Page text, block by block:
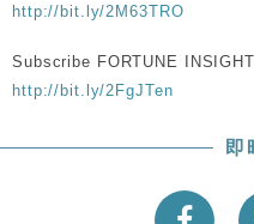
http://bit.ly/2M63TRO
Subscribe FORTUNE
http://bit.ly/2FgJTen
即